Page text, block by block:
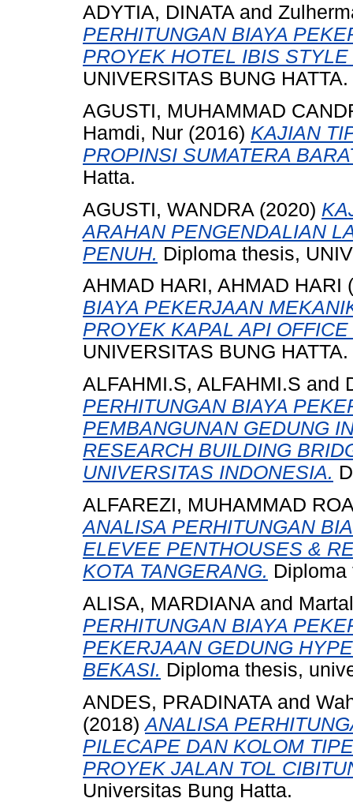
ADYTIA, DINATA and
PERHITUNGAN BIAYA
PROYEK HOTEL IBIS
UNIVERSITAS BUNG HATTA.
AGUSTI, MUHAMMAD
Hamdi, Nur (2016) KAJIAN
PROPINSI SUMATERA
Hatta.
AGUSTI, WANDRA (2020)
ARAHAN PENGENDALIAN
PENUH. Diploma thesis,
AHMAD HARI, AHMAD HARI
BIAYA PEKERJAAN
PROYEK KAPAL API
UNIVERSITAS BUNG HATTA.
ALFAHMI.S, ALFAHMI.S and
PERHITUNGAN BIAYA
PEMBANGUNAN GEDUNG
RESEARCH BUILDING
UNIVERSITAS INDONESIA.
ALFAREZI, MUHAMMAD
ANALISA PERHITUNGAN
ELEVEE PENTHOUSES &
KOTA TANGERANG.
ALISA, MARDIANA and
PERHITUNGAN BIAYA
PEKERJAAN GEDUNG
BEKASI. Diploma thesis,
ANDES, PRADINATA and
(2018)ANALISA
PILECAPE DAN KOLOM
PROYEK JALAN TOL
Universitas Bung Hatta.